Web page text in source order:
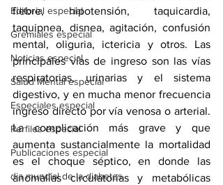
Editorial especial
Gremiales especial
Noticias especial
Salud Mental especial
Especiales especial
Perfiles especial
Publicaciones especial
dia mundial de la diabetes
fiebre, hipotensión, taquicardia,
taquipnea, disnea, agitación, confusión
mental, oliguria, ictericia y otros. Las
principales vías de ingreso son las vías
respiratorias, urinarias y el sistema
digestivo, y en mucha menor frecuencia
ingreso directo por vía venosa o arterial.
La complicación más grave y que
aumenta sustancialmente la mortalidad
es el choque séptico, en donde las
anomalías circulatorias y metabólicas